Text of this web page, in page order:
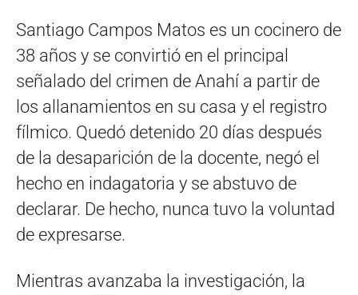
Santiago Campos Matos es un cocinero de
38 años y se convirtió en el principal
señalado del crimen de Anahí a partir de
los allanamientos en su casa y el registro
fílmico. Quedó detenido 20 días después
de la desaparición de la docente, negó el
hecho en indagatoria y se abstuvo de
declarar. De hecho, nunca tuvo la voluntad
de expresarse.
Mientras avanzaba la investigación, la